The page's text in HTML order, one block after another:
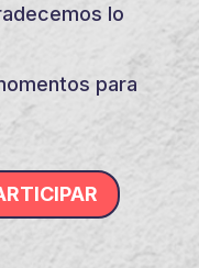
lo
para